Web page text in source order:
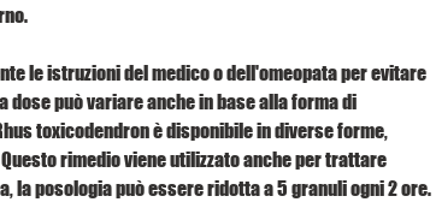
le istruzioni del medico o dell'omeopata per evitare
può variare anche in base alla forma di
toxicodendron è disponibile in diverse forme,
rimedio viene utilizzato anche per trattare
la posologia può essere ridotta a 5 granuli ogni 2 ore.